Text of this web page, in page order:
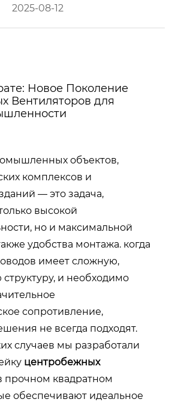
2025-08-12
Новое Поколение
Вентиляторов для
объектов,
комплексов и
— это задача,
высокой
но и максимальной
удобства монтажа. когда
имеет сложную,
и необходимо
сопротивление,
не всегда подходят.
случаев мы разработали
центробежных
прочном квадратном
обеспечивают идеальное